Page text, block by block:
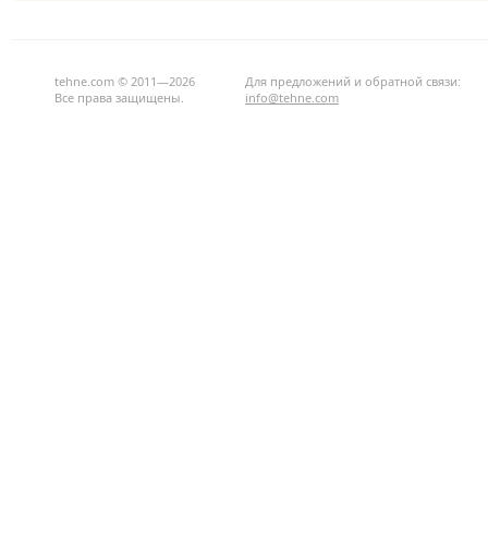
tehne.com © 2011—2026
Все права защищены.
Для предложений и обратной связи:
info@tehne.com